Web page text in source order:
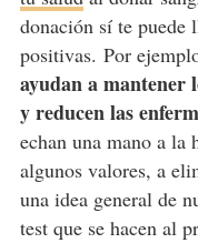
donación sí te puede
positivas. Por
ayudan a mantener
y reducen las
echan una mano a la
algunos valores, a
una idea general de
test que se hacen al